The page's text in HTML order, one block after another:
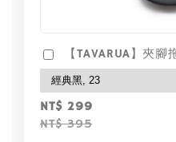
【TAVARUA】夾
NT$ 299
NT$ 395